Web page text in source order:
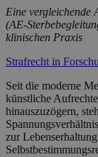
Eine vergleichende
(AE-
klinischen Praxis
Strafrecht in
Seit die moderne
künstliche
hinauszuzögern,
zur